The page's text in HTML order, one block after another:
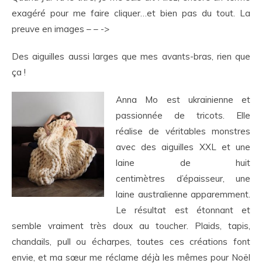
exagéré pour me faire cliquer…et bien pas du tout. La
preuve en images – – ->
Des aiguilles aussi larges que mes avants-bras, rien que
ça !
Anna Mo est ukrainienne et
passionnée de tricots. Elle
réalise de véritables monstres
avec des aiguilles XXL et une
laine de huit
centimètres d’épaisseur, une
laine australienne apparemment.
Le résultat est étonnant et
semble vraiment très doux au toucher. Plaids, tapis,
chandails, pull ou écharpes, toutes ces créations font
envie, et ma sœur me réclame déjà les mêmes pour Noël